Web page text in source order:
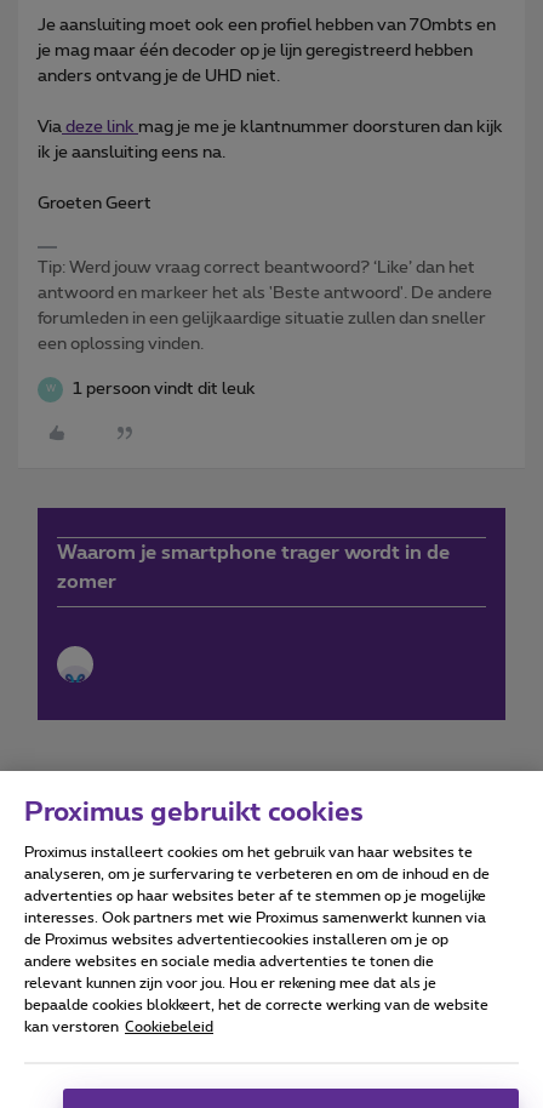
Je aansluiting moet ook een profiel hebben van 70mbts en
je mag maar één decoder op je lijn geregistreerd hebben
anders ontvang je de UHD niet.
Via deze link mag je me je klantnummer doorsturen dan kijk
ik je aansluiting eens na.
Groeten Geert
Tip: Werd jouw vraag correct beantwoord? ‘Like’ dan het
antwoord en markeer het als 'Beste antwoord'. De andere
forumleden in een gelijkaardige situatie zullen dan sneller
een oplossing vinden.
W 1 persoon vindt dit leuk
Waarom je smartphone trager wordt in de
zomer
Forumvoorwaarden Accessibility statement
Alle rechten voorbehouden. © Proximus
Algemene voorwaarden, consumenteninfo
Proximus gebruikt cookies
Proximus installeert cookies om het gebruik van haar websites te
analyseren, om je surfervaring te verbeteren en om de inhoud en de
advertenties op haar websites beter af te stemmen op je mogelijke
interesses. Ook partners met wie Proximus samenwerkt kunnen via
de Proximus websites advertentiecookies installeren om je op
andere websites en sociale media advertenties te tonen die
relevant kunnen zijn voor jou. Hou er rekening mee dat als je
bepaalde cookies blokkeert, het de correcte werking van de website
kan verstoren Cookiebeleid